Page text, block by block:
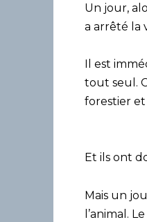
Un jour,
a arrêté la
Il est
tout seul.
forestier et
Et ils ont
Mais un
l’animal.